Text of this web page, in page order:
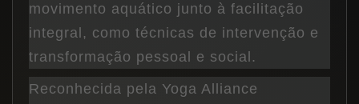
movimento aquático junto à facilitação
integral, como técnicas de intervenção e
transformação pessoal e social.
Reconhecida pela Yoga Alliance